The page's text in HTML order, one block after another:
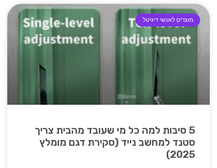
מוצרים לאנשי דיגיטל
5 סיבות למה כל מי שעובד מהבית צריך
סטנד למחשב נייד (סקירת דגם מומלץ
2025)